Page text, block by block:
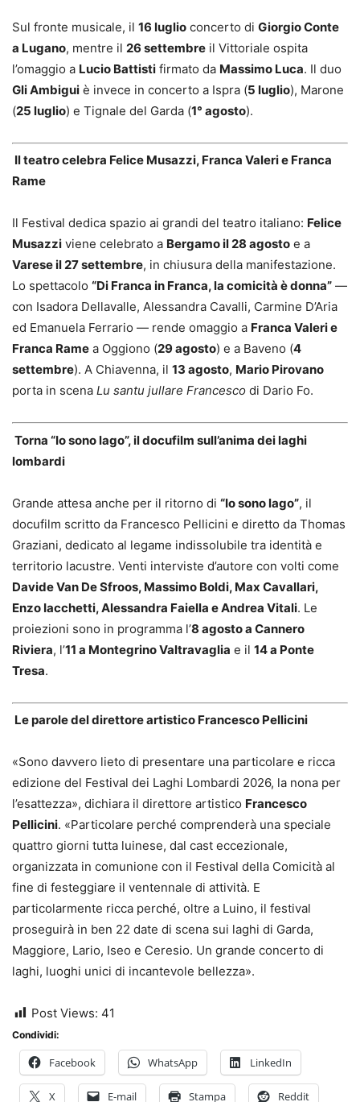
Sul fronte musicale, il 16 luglio concerto di Giorgio Conte
a Lugano, mentre il 26 settembre il Vittoriale ospita
l’omaggio a Lucio Battisti firmato da Massimo Luca. Il duo
Gli Ambigui è invece in concerto a Ispra (5 luglio), Marone
(25 luglio) e Tignale del Garda (1° agosto).
Il teatro celebra Felice Musazzi, Franca Valeri e Franca
Rame
Il Festival dedica spazio ai grandi del teatro italiano: Felice
Musazzi viene celebrato a Bergamo il 28 agosto e a
Varese il 27 settembre, in chiusura della manifestazione.
Lo spettacolo “Di Franca in Franca, la comicità è donna” —
con Isadora Dellavalle, Alessandra Cavalli, Carmine D’Aria
ed Emanuela Ferrario — rende omaggio a Franca Valeri e
Franca Rame a Oggiono (29 agosto) e a Baveno (4
settembre). A Chiavenna, il 13 agosto, Mario Pirovano
porta in scena Lu santu jullare Francesco di Dario Fo.
Torna “Io sono lago”, il docufilm sull’anima dei laghi
lombardi
Grande attesa anche per il ritorno di “Io sono lago”, il
docufilm scritto da Francesco Pellicini e diretto da Thomas
Graziani, dedicato al legame indissolubile tra identità e
territorio lacustre. Venti interviste d’autore con volti come
Davide Van De Sfroos, Massimo Boldi, Max Cavallari,
Enzo Iacchetti, Alessandra Faiella e Andrea Vitali. Le
proiezioni sono in programma l’8 agosto a Cannero
Riviera, l’11 a Montegrino Valtravaglia e il 14 a Ponte
Tresa.
Le parole del direttore artistico Francesco Pellicini
«Sono davvero lieto di presentare una particolare e ricca
edizione del Festival dei Laghi Lombardi 2026, la nona per
l’esattezza», dichiara il direttore artistico Francesco
Pellicini. «Particolare perché comprenderà una speciale
quattro giorni tutta luinese, dal cast eccezionale,
organizzata in comunione con il Festival della Comicità al
fine di festeggiare il ventennale di attività. E
particolarmente ricca perché, oltre a Luino, il festival
proseguirà in ben 22 date di scena sui laghi di Garda,
Maggiore, Lario, Iseo e Ceresio. Un grande concerto di
laghi, luoghi unici di incantevole bellezza».
Post Views: 41
Condividi:
Facebook WhatsApp LinkedIn
X E-mail Stampa Reddit